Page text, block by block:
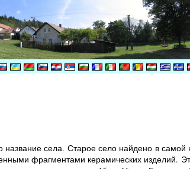
села. Старое село найдено в
фрагментами керамических изделий.